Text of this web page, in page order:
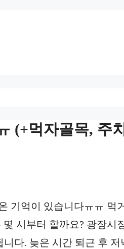
(+먹자골목, 주
기억이 있습니다ㅠㅠ 먹
시부터 할까요? 광장시
다. 늦은 시간 퇴근 후 저